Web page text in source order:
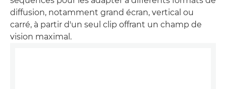
diffusion, notamment grand écran, vertical ou
carré, à partir d'un seul clip offrant un champ de
vision maximal.